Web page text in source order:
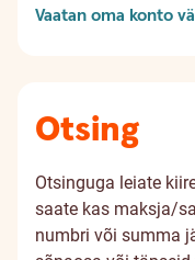
Vaatan oma konto
Otsing
Otsinguga leiate
saate kas maksja/
numbri või summa